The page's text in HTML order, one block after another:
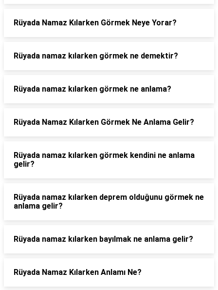
Rüyada Namaz Kılarken Görmek Neye Yorar?
Rüyada namaz kılarken görmek ne demektir?
Rüyada namaz kılarken görmek ne anlama?
Rüyada Namaz Kılarken Görmek Ne Anlama Gelir?
Rüyada namaz kılarken görmek kendini ne anlama
gelir?
Rüyada namaz kılarken deprem olduğunu görmek ne
anlama gelir?
Rüyada namaz kılarken bayılmak ne anlama gelir?
Rüyada Namaz Kılarken Anlamı Ne?